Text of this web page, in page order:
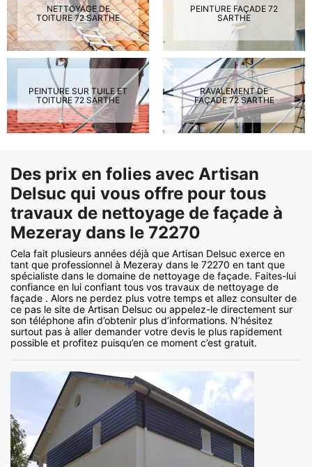
NETTOYAGE DE
TOITURE 72 SARTHE
PEINTURE FAÇADE 72
SARTHE
PEINTURE SUR TUILE ET
TOITURE 72 SARTHE
RAVALEMENT DE
FAÇADE 72 SARTHE
Des prix en folies avec Artisan
Delsuc qui vous offre pour tous
travaux de nettoyage de façade à
Mezeray dans le 72270
Cela fait plusieurs années déjà que Artisan Delsuc exerce en
tant que professionnel à Mezeray dans le 72270 en tant que
spécialiste dans le domaine de nettoyage de façade. Faites-lui
confiance en lui confiant tous vos travaux de nettoyage de
façade . Alors ne perdez plus votre temps et allez consulter de
ce pas le site de Artisan Delsuc ou appelez-le directement sur
son téléphone afin d’obtenir plus d’informations. N’hésitez
surtout pas à aller demander votre devis le plus rapidement
possible et profitez puisqu’en ce moment c’est gratuit.